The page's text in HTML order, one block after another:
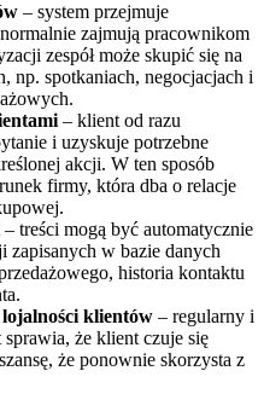
– system przejmuje
zajmują pracownikom
zespół może skupić się na
np. spotkaniach, negocjacjach i
– klient od razu
i uzyskuje potrzebne
akcji. W ten sposób
firmy, która dba o relacje
– treści mogą być automatycznie
zapisanych w bazie danych
historia kontaktu
klientów – regularny i
że klient czuje się
że ponownie skorzysta z